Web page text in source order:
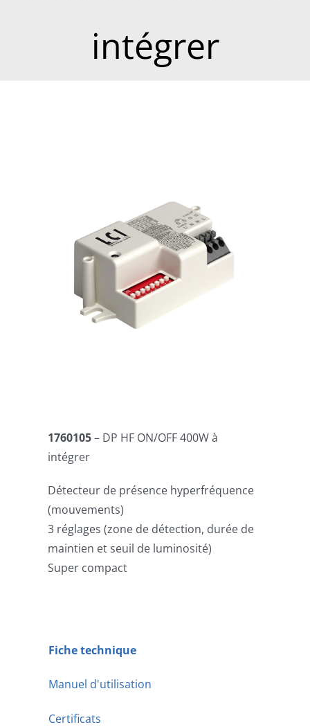
intégrer
1760105– DP HF ON/OFF 400W à
intégrer
Détecteur de présence hyperfréquence
(mouvements)
3 réglages (zone de détection, durée de
maintien et seuil de luminosité)
Super compact
Fiche technique
Manuel d'utilisation
Certificats